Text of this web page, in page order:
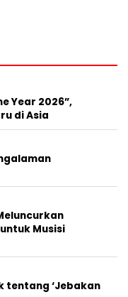
Year 2026”,
di Asia
Musisi
tentang ‘Jebakan